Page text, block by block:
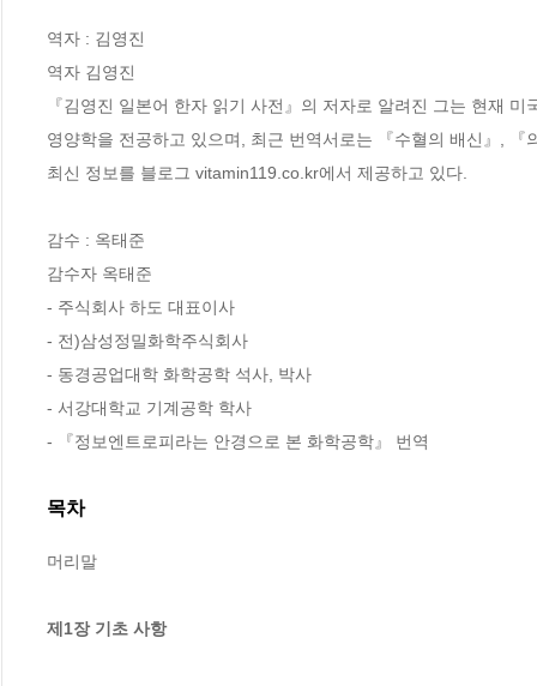
역자 : 김영진
역자 김영진
『김영진 일본어 한자 읽기 사전』의 저자로 알려진 그는 현재
영양학을 전공하고 있으며, 최근 번역서로는 『수혈의 배신』,
최신 정보를 블로그 vitamin119.co.kr에서 제공하고 있다.
감수 : 옥태준
감수자 옥태준
- 주식회사 하도 대표이사
- 전)삼성정밀화학주식회사
- 동경공업대학 화학공학 석사, 박사
- 서강대학교 기계공학 학사
- 『정보엔트로피라는 안경으로 본 화학공학』 번역
목차
머리말
제1장 기초 사항